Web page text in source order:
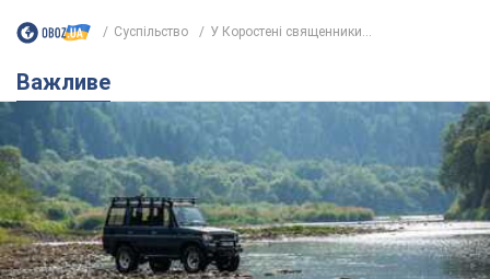
Значні штрафи і спеціальні полігони: як
проблему джипінгу вирішують за кордоном
Україні не завадить взяти приклад із країн Європи
12 часов назад 1,6 т.